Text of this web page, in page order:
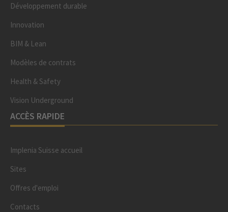
Développement durable
Innovation
BIM & Lean
Modèles de contrats
Health & Safety
Vision Underground
ACCÈS RAPIDE
Implenia Suisse accueil
Sites
Offres d'emploi
Contacts